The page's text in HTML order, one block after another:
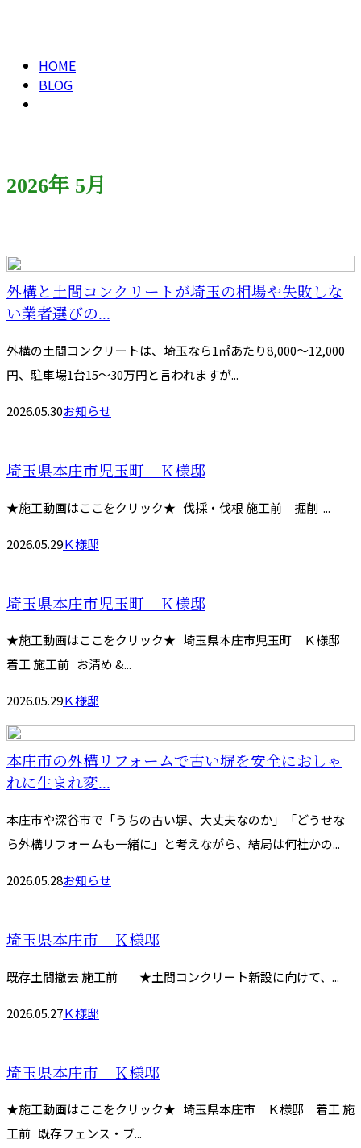
HOME
BLOG
2026年 5月
外構と土間コンクリートが埼玉の相場や失敗しな
い業者選びの...
外構の土間コンクリートは、埼玉なら1㎡あたり8,000〜12,000
円、駐車場1台15〜30万円と言われますが...
2026.05.30お知らせ
埼玉県本庄市児玉町 Ｋ様邸
★施工動画はここをクリック★ 伐採・伐根 施工前 掘削 ...
2026.05.29Ｋ様邸
埼玉県本庄市児玉町 Ｋ様邸
★施工動画はここをクリック★ 埼玉県本庄市児玉町 Ｋ様邸
着工 施工前 お清め &...
2026.05.29Ｋ様邸
本庄市の外構リフォームで古い塀を安全におしゃ
れに生まれ変...
本庄市や深谷市で「うちの古い塀、大丈夫なのか」「どうせな
ら外構リフォームも一緒に」と考えながら、結局は何社かの...
2026.05.28お知らせ
埼玉県本庄市 Ｋ様邸
既存土間撤去 施工前 ★土間コンクリート新設に向けて、...
2026.05.27Ｋ様邸
埼玉県本庄市 Ｋ様邸
★施工動画はここをクリック★ 埼玉県本庄市 Ｋ様邸 着工 施
工前 既存フェンス・ブ...